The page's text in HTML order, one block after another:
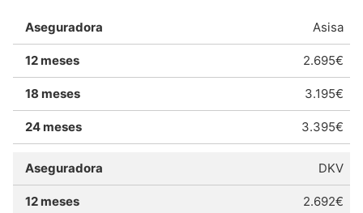
Asisa
2.695€
3.195€
3.395€
DKV
2.692€